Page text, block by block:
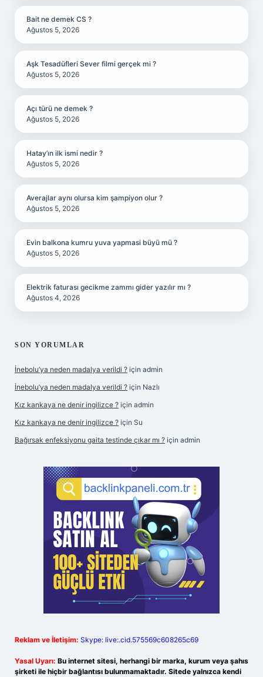
Bait ne demek CS ?
Ağustos 5, 2026
Aşk Tesadüfleri Sever filmi gerçek mi ?
Ağustos 5, 2026
Açı türü ne demek ?
Ağustos 5, 2026
Hatay’ın ilk ismi nedir ?
Ağustos 5, 2026
Averajlar aynı olursa kim şampiyon olur ?
Ağustos 5, 2026
Evin balkona kumru yuva yapmasi büyü mü ?
Ağustos 5, 2026
Elektrik faturası gecikme zammı gider yazılır mı ?
Ağustos 4, 2026
SON YORUMLAR
İnebolu’ya neden madalya verildi ? için admin
İnebolu’ya neden madalya verildi ? için Nazlı
Kız kankaya ne denir ingilizce ? için admin
Kız kankaya ne denir ingilizce ? için Su
Bağırsak enfeksiyonu gaita testinde çıkar mı ? için admin
Reklam ve İletişim: Skype: live:.cid.575569c608265c69
Yasal Uyarı: Bu internet sitesi, herhangi bir marka, kurum veya şahıs
şirketi ile hiçbir bağlantısı bulunmamaktadır. Sitede yalnızca kendi